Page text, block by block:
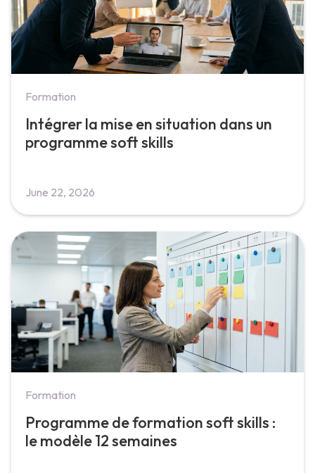
Formation
Intégrer la mise en situation dans un
programme soft skills
June 22, 2026
Formation
Programme de formation soft skills :
le modèle 12 semaines